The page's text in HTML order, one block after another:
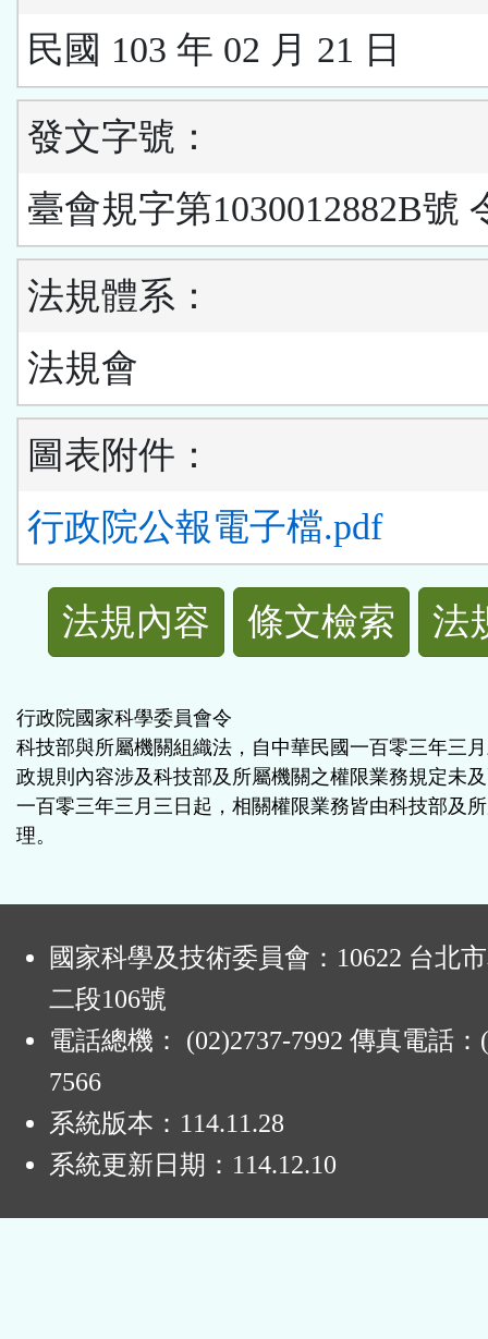
民國 103 年 02 月 21 日
發文字號：
臺會規字第1030012882B號
法規體系：
法規會
圖表附件：
行政院公報電子檔.pdf
規
功
能
按
區
法規內容 條文檢索 法
行政院國家科學委員會令
科技部與所屬機關組織法，自中華民國一百零三年三
政規則內容涉及科技部及所屬機關之權限業務規定未
一百零三年三月三日起，相關權限業務皆由科技部及
理。
國家科學及技術委員會：10622 台北
二段106號
電話總機： (02)2737-7992 傳真電話：
7566
系統版本： 114.11.28
系統更新日期： 114.12.10